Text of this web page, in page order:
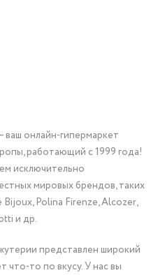
онлайн-гипермаркет
работающий с 1999 года!
исключительно
мировых брендов, таких
Bijoux, Polina Firenze, Alcozer,
и др.
представлен широкий
что-то по вкусу. У нас вы